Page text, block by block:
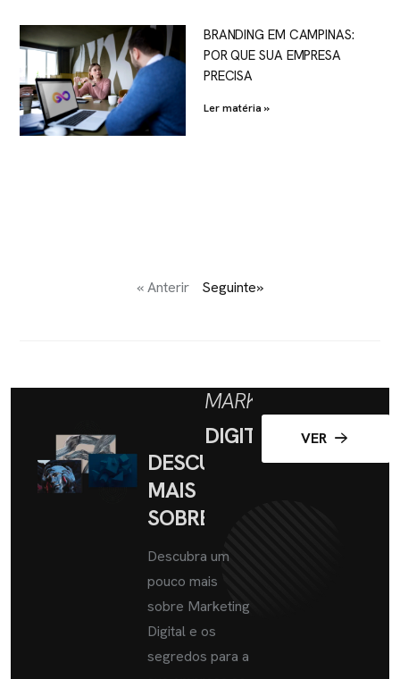
BRANDING EM CAMPINAS:
POR QUE SUA EMPRESA
PRECISA
Ler matéria »
« Anterir Seguinte»
DESCUBRA
MAIS
SOBRE
MARKETING
DIGITAL
Descubra um
pouco mais
sobre Marketing
Digital e os
segredos para a
VER